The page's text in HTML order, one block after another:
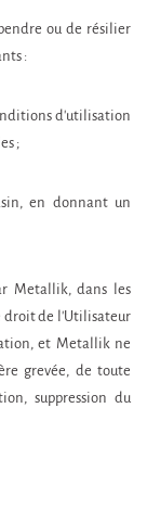
ou de résilier
:
d'utilisation
;
en donnant un
Metallik, dans les
droit de l'Utilisateur
et Metallik ne
grevée, de toute
suppression du